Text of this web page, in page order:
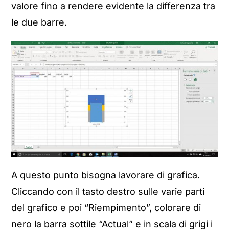
valore fino a rendere evidente la differenza tra
le due barre.
A questo punto bisogna lavorare di grafica.
Cliccando con il tasto destro sulle varie parti
del grafico e poi “Riempimento”, colorare di
nero la barra sottile “Actual” e in scala di grigi i